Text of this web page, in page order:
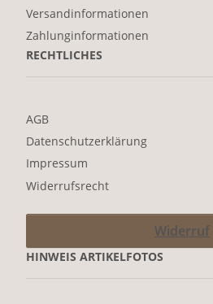
Versandinformationen
Zahlunginformationen
RECHTLICHES
AGB
Datenschutzerklärung
Impressum
Widerrufsrecht
Widerruf
HINWEIS ARTIKELFOTOS